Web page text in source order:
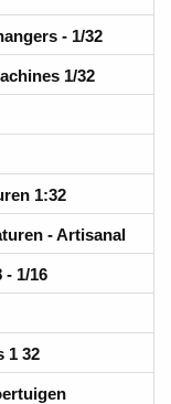
- 1/32
1/32
1:32
- Artisanal
- 1/16
1 32